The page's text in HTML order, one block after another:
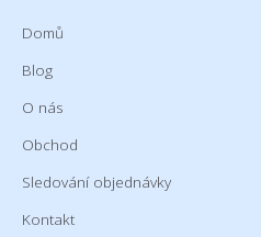
Domů
Blog
O nás
Obchod
Sledování objednávky
Kontakt